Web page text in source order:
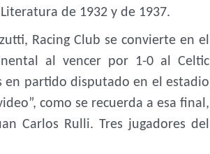
de 1932 y de 1937.
Racing Club se convierte en el
al vencer por 1-0 al Celtic
en partido disputado en el estadio
como se recuerda a esa final,
Carlos Rulli. Tres jugadores del